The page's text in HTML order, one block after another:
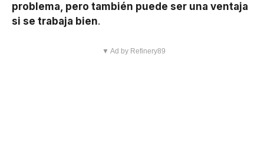
problema, pero también puede ser una ventaja
si se trabaja bien.
▼ Ad by Refinery89